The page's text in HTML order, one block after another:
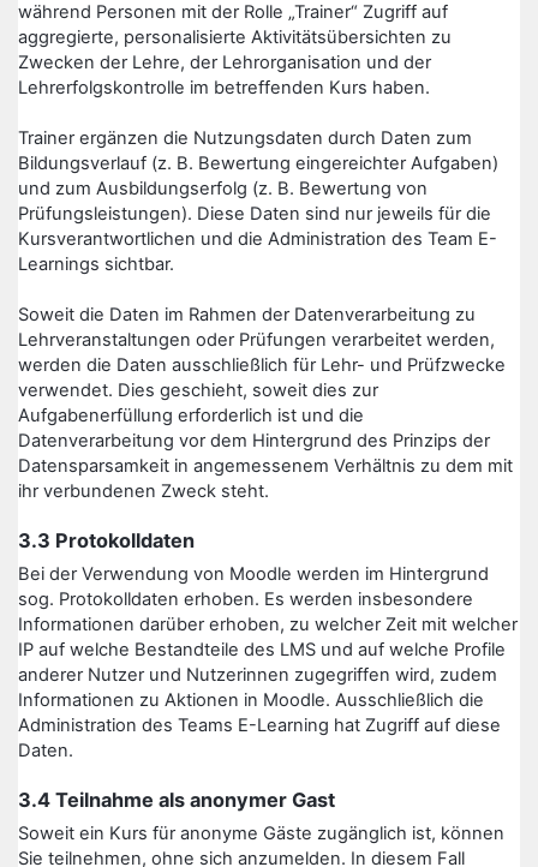
während Personen mit der Rolle „Trainer“ Zugriff auf
aggregierte, personalisierte Aktivitätsübersichten zu
Zwecken der Lehre, der Lehrorganisation und der
Lehrerfolgskontrolle im betreffenden Kurs haben.
Trainer ergänzen die Nutzungsdaten durch Daten zum
Bildungsverlauf (z. B. Bewertung eingereichter Aufgaben)
und zum Ausbildungserfolg (z. B. Bewertung von
Prüfungsleistungen). Diese Daten sind nur jeweils für die
Kursverantwortlichen und die Administration des Team E-
Learnings sichtbar.
Soweit die Daten im Rahmen der Datenverarbeitung zu
Lehrveranstaltungen oder Prüfungen verarbeitet werden,
werden die Daten ausschließlich für Lehr- und Prüfzwecke
verwendet. Dies geschieht, soweit dies zur
Aufgabenerfüllung erforderlich ist und die
Datenverarbeitung vor dem Hintergrund des Prinzips der
Datensparsamkeit in angemessenem Verhältnis zu dem mit
ihr verbundenen Zweck steht.
3.3 Protokolldaten
Bei der Verwendung von Moodle werden im Hintergrund
sog. Protokolldaten erhoben. Es werden insbesondere
Informationen darüber erhoben, zu welcher Zeit mit welcher
IP auf welche Bestandteile des LMS und auf welche Profile
anderer Nutzer und Nutzerinnen zugegriffen wird, zudem
Informationen zu Aktionen in Moodle. Ausschließlich die
Administration des Teams E-Learning hat Zugriff auf diese
Daten.
3.4 Teilnahme als anonymer Gast
Soweit ein Kurs für anonyme Gäste zugänglich ist, können
Sie teilnehmen, ohne sich anzumelden. In diesem Fall